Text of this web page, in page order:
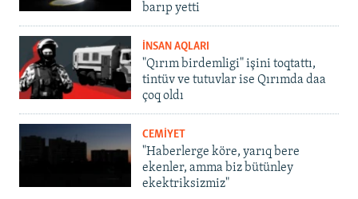
barıp yetti
İNSAN AQLARI
"Qırım birdemligi" işini toqtattı,
tintüv ve tutuvlar ise Qırımda daa
çoq oldı
CEMİYET
"Haberlerge köre, yarıq bere
ekenler, amma biz bütünley
ekektriksizmiz"